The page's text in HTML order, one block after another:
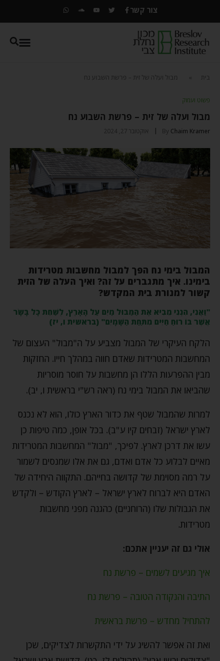
צור קשר
» מבול ועלה של זית – פרשת השבוע נח
פשוט ועמוק
מבול ועלה של זית – פרשת השבוע נח
ByChaim Kramer אוקטובר 27, 2024
המבול בימי נח הפך למבול מחשבות מטרידות
בימינו. איך מתגברים על זה? ואיך העלה של הזית
קשור למנורת בית המקדש?
"וַאֲנִי, הִנְנִי מֵבִיא אֶת הַמַּבּוּל מַיִם עַל הָאָרֶץ, לְשַׁחֵת כָּל בָּשָׂר
אֲשֶׁר בּוֹ רוּחַ חַיִּים מִתַּחַת הַשָּׁמָיִם" (בראשית ו, יז)
הלקח העיקרי של המבול מצביע על ה"מבול" העצום של
המחשבות המטרידות שאדם חווה במהלך חייו. החזקות
מבין ההפרעות הללו הן מחשבות על חוסר מוסריות
שהביאו את המבול בימי נח (ראה רש"י בראשית ו, יב).
למרות שהמבול שטף את כדור הארץ כולו, הוא לא נכנס
לארץ ישראל (זבחים קיו ע"ב). בכל אופן, כמה טיפות כן
עשו את דרכן לארץ. לפיכך, "מבול" המחשבות המטרידות
מאיים לבלוע כל אדם ואדם, גם את אלו שמנסים לשמור
על רמה מסוימת של קדושה בחייהם. התקווה היחידה של
האדם היא לברוח לארץ ישראל – לארץ הקודש – ולקדש
את הגבולות שלו (הרוחניים) כהגנה מפני מחשבות
מטרידות.
אולי גם זה יעניין אתכם:
איך מגיעים לשמים – פרשת נח
התיבה והנקודה הטובה – פרשת נח
להתחיל מחדש – פרשת בראשית
ואת זה אפשר להשיג על ידי התקשרות לצדיקים, שכן